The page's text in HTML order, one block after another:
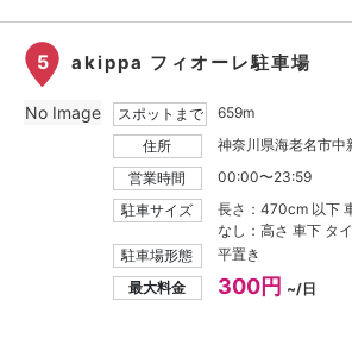
5 akippa フィオーレ駐車場
スポットまで
659m
住所
神奈川県海老名市
営業時間
00:00〜23:59
駐車サイズ
長さ：470cm 以下
なし：高さ 車下 タ
駐車場形態
平置き
最大料金
300円 ~/日
No Image